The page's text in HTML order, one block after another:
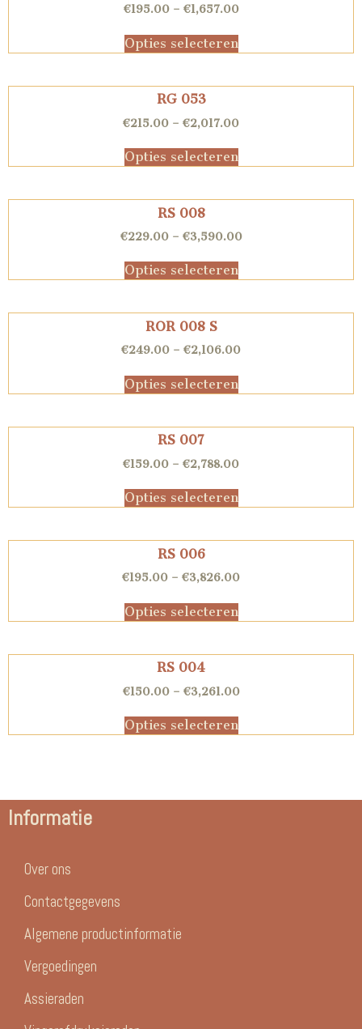
€195.00– €1,657.00
Opties selecteren
RG 053
€215.00 – €2,017.00
Opties selecteren
RS 008
€229.00– €3,590.00
Opties selecteren
ROR 008 S
€249.00 – €2,106.00
Opties selecteren
RS 007
€159.00 – €2,788.00
Opties selecteren
RS 006
€195.00 – €3,826.00
Opties selecteren
RS 004
€150.00– €3,261.00
Opties selecteren
Informatie
Over ons
Contactgegevens
Algemene productinformatie
Vergoedingen
Assieraden